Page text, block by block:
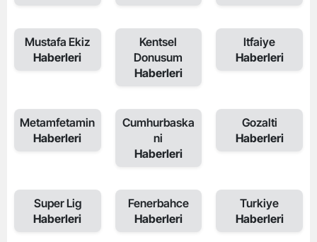
Mustafa Ekiz
Haberleri
Kentsel
Donusum
Haberleri
Itfaiye
Haberleri
Metamfetamin
Haberleri
Cumhurbaska
ni
Haberleri
Gozalti
Haberleri
Super Lig
Haberleri
Fenerbahce
Haberleri
Turkiye
Haberleri